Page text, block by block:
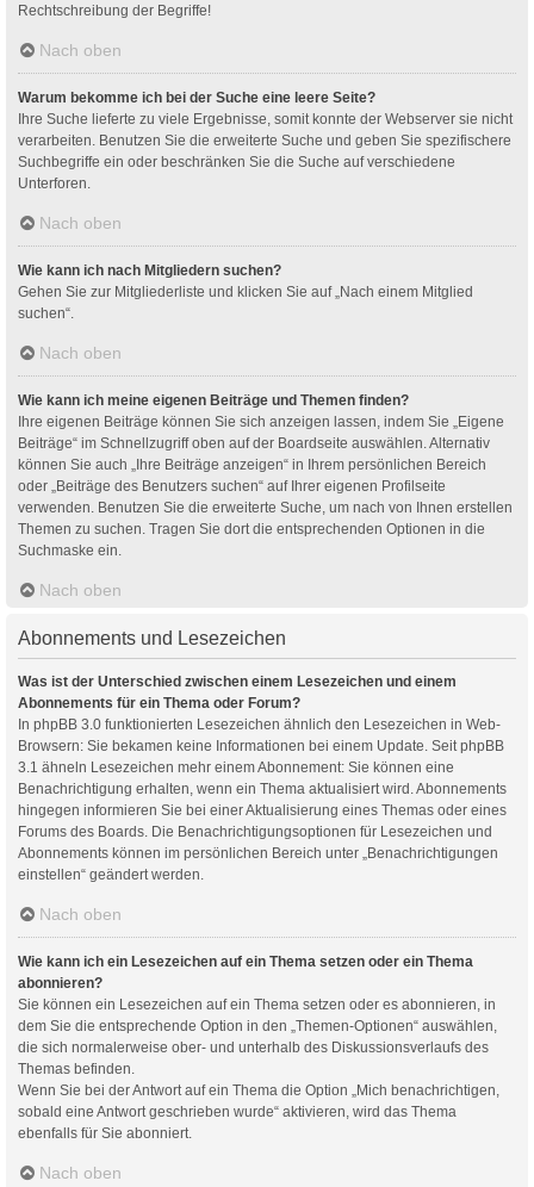
Rechtschreibung der Begriffe!
Nach oben
Warum bekomme ich bei der Suche eine leere Seite?
Ihre Suche lieferte zu viele Ergebnisse, somit konnte der Webserver sie nicht
verarbeiten. Benutzen Sie die erweiterte Suche und geben Sie spezifischere
Suchbegriffe ein oder beschränken Sie die Suche auf verschiedene
Unterforen.
Nach oben
Wie kann ich nach Mitgliedern suchen?
Gehen Sie zur Mitgliederliste und klicken Sie auf „Nach einem Mitglied
suchen“.
Nach oben
Wie kann ich meine eigenen Beiträge und Themen finden?
Ihre eigenen Beiträge können Sie sich anzeigen lassen, indem Sie „Eigene
Beiträge“ im Schnellzugriff oben auf der Boardseite auswählen. Alternativ
können Sie auch „Ihre Beiträge anzeigen“ in Ihrem persönlichen Bereich
oder „Beiträge des Benutzers suchen“ auf Ihrer eigenen Profilseite
verwenden. Benutzen Sie die erweiterte Suche, um nach von Ihnen erstellen
Themen zu suchen. Tragen Sie dort die entsprechenden Optionen in die
Suchmaske ein.
Nach oben
Abonnements und Lesezeichen
Was ist der Unterschied zwischen einem Lesezeichen und einem
Abonnements für ein Thema oder Forum?
In phpBB 3.0 funktionierten Lesezeichen ähnlich den Lesezeichen in Web-
Browsern: Sie bekamen keine Informationen bei einem Update. Seit phpBB
3.1 ähneln Lesezeichen mehr einem Abonnement: Sie können eine
Benachrichtigung erhalten, wenn ein Thema aktualisiert wird. Abonnements
hingegen informieren Sie bei einer Aktualisierung eines Themas oder eines
Forums des Boards. Die Benachrichtigungsoptionen für Lesezeichen und
Abonnements können im persönlichen Bereich unter „Benachrichtigungen
einstellen“ geändert werden.
Nach oben
Wie kann ich ein Lesezeichen auf ein Thema setzen oder ein Thema
abonnieren?
Sie können ein Lesezeichen auf ein Thema setzen oder es abonnieren, in
dem Sie die entsprechende Option in den „Themen-Optionen“ auswählen,
die sich normalerweise ober- und unterhalb des Diskussionsverlaufs des
Themas befinden.
Wenn Sie bei der Antwort auf ein Thema die Option „Mich benachrichtigen,
sobald eine Antwort geschrieben wurde“ aktivieren, wird das Thema
ebenfalls für Sie abonniert.
Nach oben